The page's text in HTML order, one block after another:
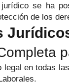
jurídico se ha
de los
legal en todas